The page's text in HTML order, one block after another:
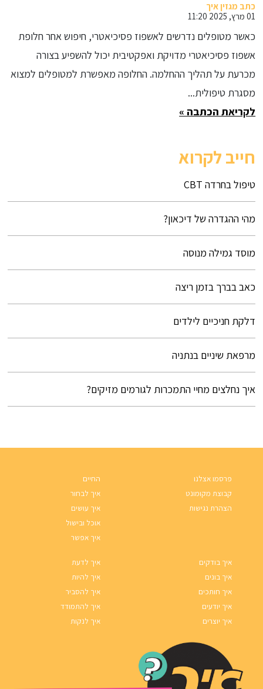
כתב מגזין איך
01 מרץ, 2025 11:20
כאשר מטופלים נדרשים לאשפוז פסיכיאטרי, חיפוש אחר חלופת
אשפוז פסיכיאטרי מדויקת ואפקטיבית יכול להשפיע בצורה
מכרעת על תהליך ההחלמה. החלופה מאפשרת למטופלים למצוא
מסגרת טיפולית...
לקריאת הכתבה »
חייב לקרוא
טיפול בחרדה CBT
מהי ההגדרה של דיכאון?
מוסד גמילה מנוסה
כאב בברך בזמן ריצה
דלקת חניכיים לילדים
מרפאת שיניים בנתניה
איך נחלצים מחיי התמכרות לגורמים מזיקים?
פרסמו אצלנו
קבוצת מקומונט
הצהרת נגישות
החיים
איך לבחור
איך עושים
אוכל ובישול
איך אפשר
איך בודקים
איך בונים
איך חותכים
איך יודעים
איך יוצרים
איך לדעת
איך להיות
איך להסביר
איך להתמודד
איך לנקות